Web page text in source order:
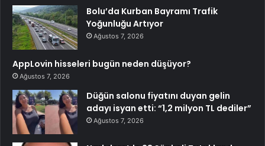
Bolu’da Kurban Bayramı Trafik
Yoğunluğu Artıyor
Ağustos 7, 2026
AppLovin hisseleri bugün neden düşüyor?
Ağustos 7, 2026
Düğün salonu fiyatını duyan gelin
adayı isyan etti: “1,2 milyon TL dediler”
Ağustos 7, 2026